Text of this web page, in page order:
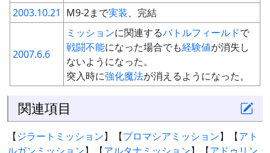
2003.10.21 M9-2まで実装、完結
2007.6.6
ミッションに関連するバトルフィールドで
戦闘不能になった場合でも経験値が消失し
ないようになった。
突入時に強化魔法が消えるようになった。
関連項目
【ジラートミッション】【プロマシアミッション】【アト